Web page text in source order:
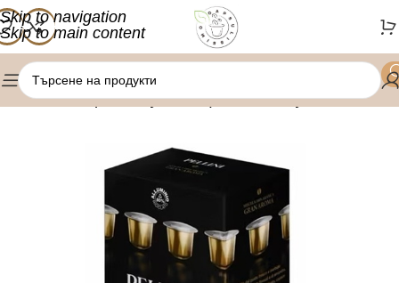
Skip to navigation
Skip to main content
Начало/Кафе капсули/Nespresso капсули